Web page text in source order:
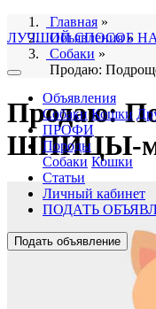
ЛУЧШИЙ СПОСОБ
Объявления
Собаки Кошки
ПРОФИ
Породы
Собаки Кошки
Статьи
Личный кабинет
ПОДАТЬ
Подать объявление
Главная »
Объявления»
Собаки »
Продаю:
Продаю:
ШПИЦЫ-